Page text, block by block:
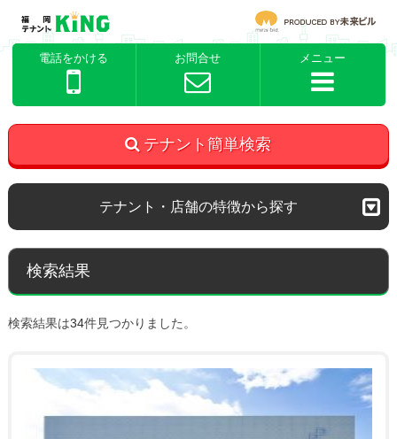
電話をかける お問合せ メニュー
テナント簡単検索
テナント・店舗の特徴から探す
検索結果
検索結果は34件見つかりました。